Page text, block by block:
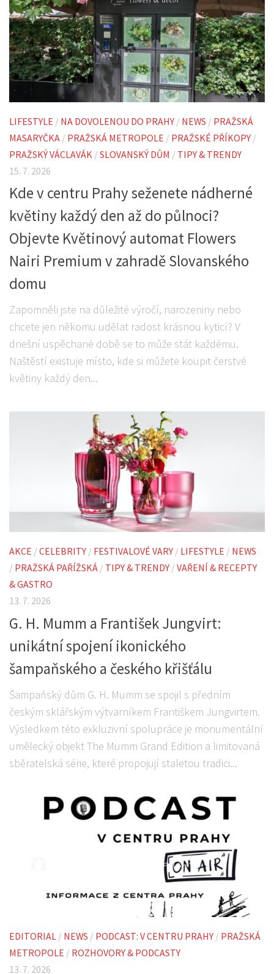
LIFESTYLE / NA DOVOLENOU DO PRAHY / NEWS / PRAŽSKÁ
MASARYČKA / PRAŽSKÁ METROPOLE / PRAŽSKÉ PŘÍKOPY /
PRAŽSKÝ VÁCLAVÁK / SLOVANSKÝ DŮM / TIPY & TRENDY
15. 7. 2026
Kde v centru Prahy seženete nádherné
květiny každý den až do půlnoci?
Objevte Květinový automat Flowers
Nairi Premium v zahradě Slovanského
domu
Zapomněli jste na důležité výročí, narozeniny nebo
chcete jen někomu udělat radost krásnou kyticí? V
dnešní uspěchané době se to může stát každému.
Naštěstí existuje místo, kde si můžete koupit čerstvé
květiny každý den...
AKCE / CELEBRITY / FESTIVALOVÉ VARY / LIFESTYLE / NEWS
/ PRAŽSKÁ PAŘÍŽSKÁ / TIPY & TRENDY / VAŘENÍ & RECEPTY
& GASTRO
13. 7. 2026
G. H. Mumm a František Jungvirt:
unikátní spojení ikonického
šampaňského a českého křišťálu
Šampaňský dům G. H. Mumm se spojil s předním
českým sklářským výtvarníkem Františkem Jungvirtem.
Výsledkem této exkluzivní spolupráce je monumentální
umělecký objekt The Mumm Grand Edition a limitovaná
sběratelská série, které propojují staletou tradici...
EDITORIAL / NEWS / PODCAST: V CENTRU PRAHY / PRAŽSKÁ
METROPOLE / ROZHOVORY & PODCASTY
13. 7. 2026